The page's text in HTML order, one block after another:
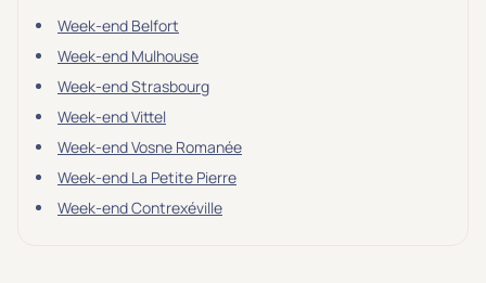
Week-end Belfort
Week-end Mulhouse
Week-end Strasbourg
Week-end Vittel
Week-end Vosne Romanée
Week-end La Petite Pierre
Week-end Contrexéville